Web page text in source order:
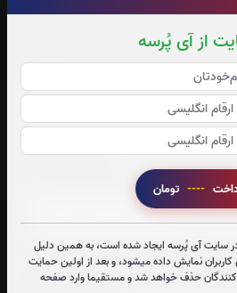
از آی پُرسه
----
سایت آی پُرسه ایجاد شده است، به همین دلیل
نمایش داده میشود، و بعد از اولین حمایت
حذف خواهد شد و مستقیما وارد صفحه
زیارت عاشورا - فانی